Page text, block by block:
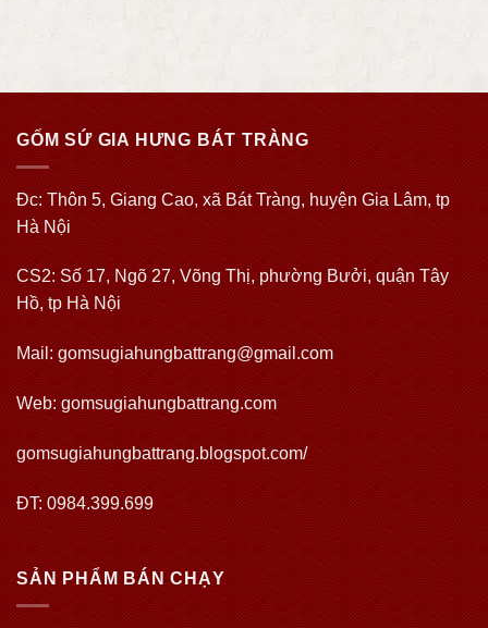
GỐM SỨ GIA HƯNG BÁT TRÀNG
Đc: Thôn 5, Giang Cao, xã Bát Tràng, huyện Gia Lâm, tp
Hà Nội
CS2: Số 17, Ngõ 27, Võng Thị, phường Bưởi, quận Tây
Hồ, tp Hà Nội
Mail: gomsugiahungbattrang@gmail.com
Web: gomsugiahungbattrang.com
gomsugiahungbattrang.blogspot.com/
ĐT: 0984.399.699
SẢN PHẨM BÁN CHẠY